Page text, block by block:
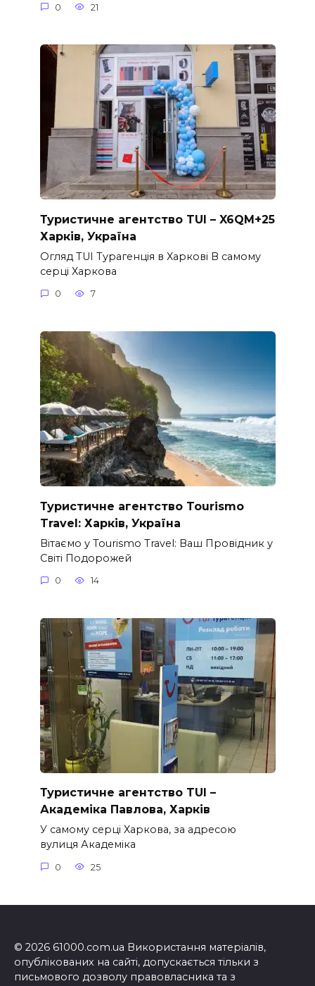
0 21
Туристичне агентство TUI – X6QM+25
Харків, Україна
Огляд TUI Турагенція в Харкові В самому
серці Харкова
0 7
Туристичне агентство Tourismo
Travel: Харків, Україна
Вітаємо у Tourismo Travel: Ваш Провідник у
Світі Подорожей
0 14
Туристичне агентство TUI –
Академіка Павлова, Харків
У самому серці Харкова, за адресою
вулиця Академіка
0 25
© 2026 61000.com.ua Використання матеріалів,
опублікованих на сайті, допускається тільки з
письмового дозволу правовласника та з